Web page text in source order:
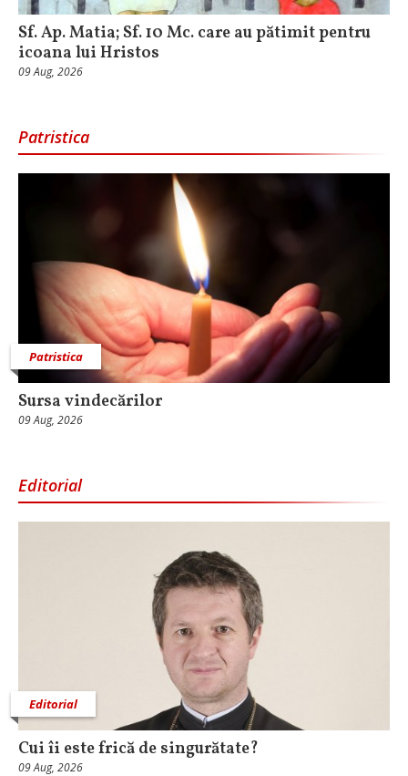
Sf. Ap. Matia; Sf. 10 Mc. care au pătimit pentru
icoana lui Hristos
09 Aug, 2026
Patristica
Patristica
Sursa vindecărilor
09 Aug, 2026
Editorial
Editorial
Cui îi este frică de singurătate?
09 Aug, 2026